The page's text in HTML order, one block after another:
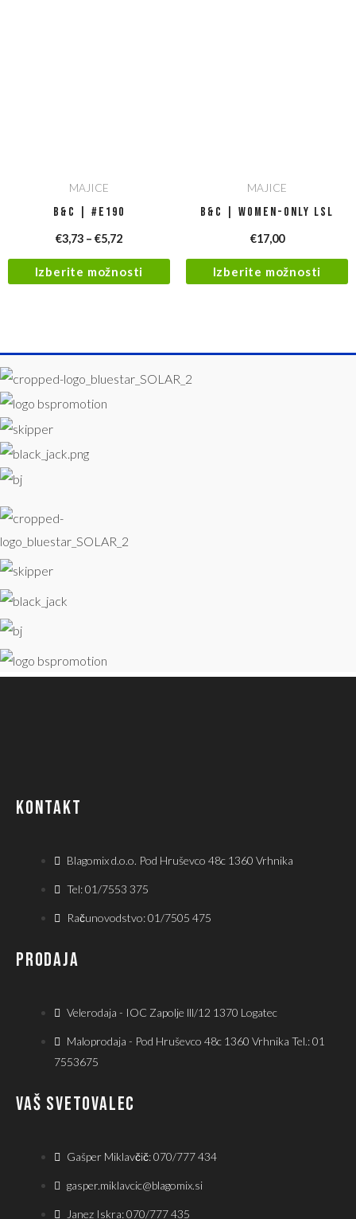
MAJICE
B&C | #E190
€3,73 – €5,72
Izberite možnosti
MAJICE
B&C | Women-Only LSL
€17,00
Izberite možnosti
KONTAKT
Blagomix d.o.o. Pod Hruševco 48c 1360 Vrhnika
Tel: 01/7553 375
Računovodstvo: 01/7505 475
PRODAJA
Velerodaja - IOC Zapolje lll/12 1370 Logatec
Maloprodaja - Pod Hruševco 48c 1360 Vrhnika Tel.: 01
7553675
VAŠ SVETOVALEC
Gašper Miklavčič: 070/777 434
gasper.miklavcic@blagomix.si
Janez Iskra: 070/777 435